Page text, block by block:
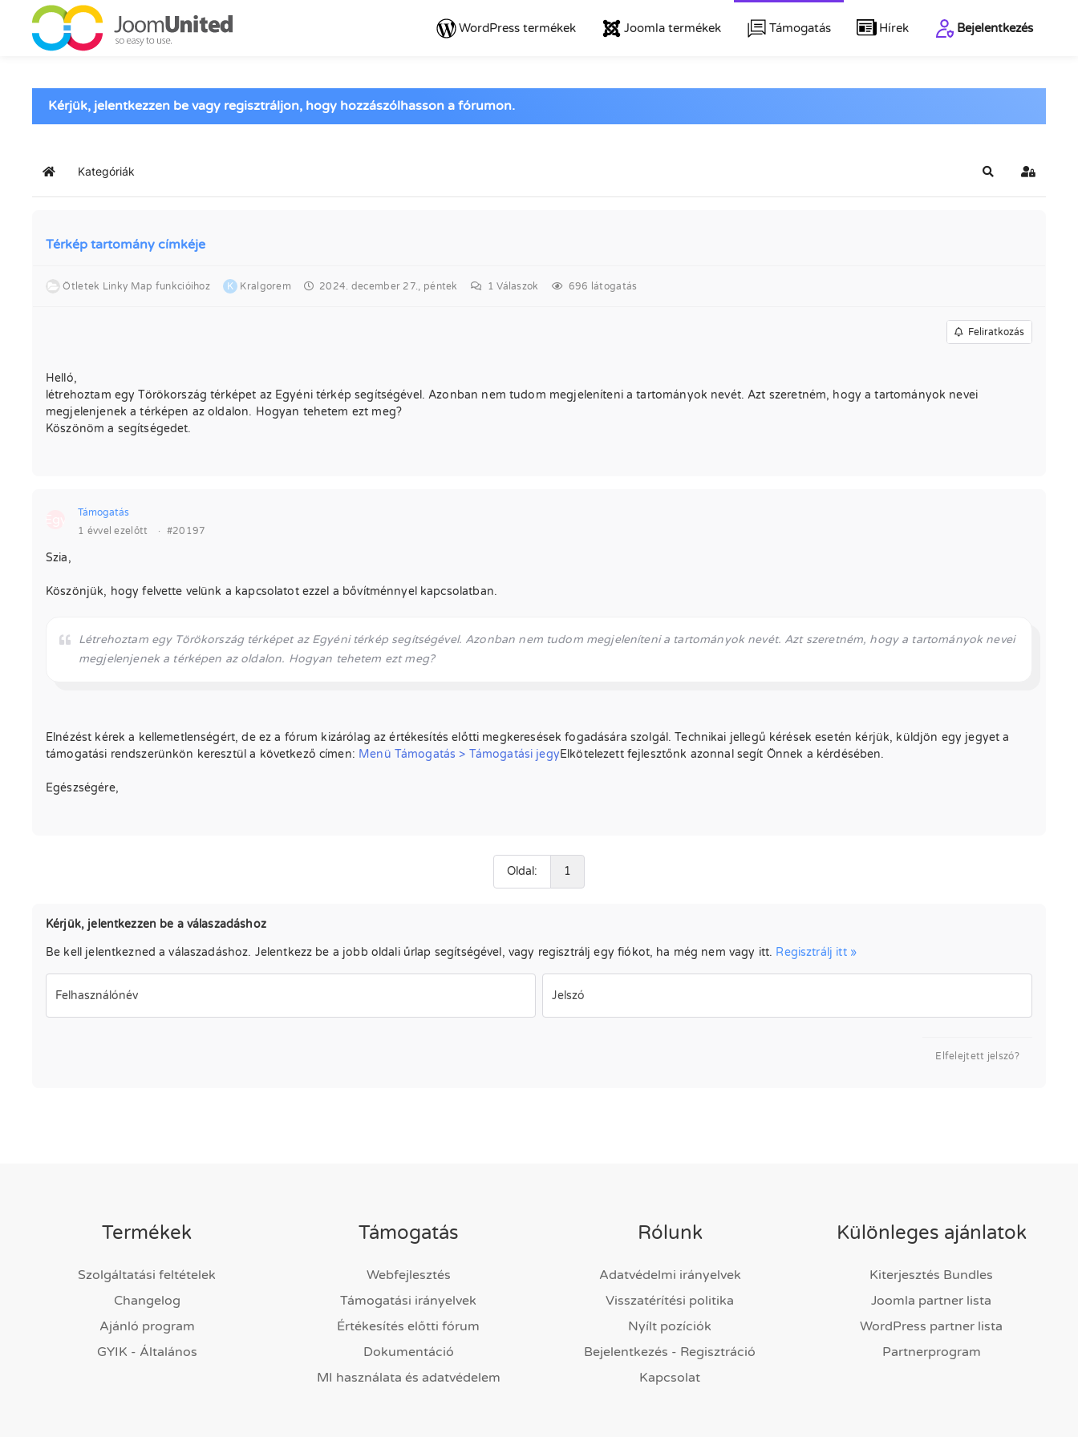
Ugrás a fő tartalomhoz
WordPress termékek Joomla termékek Támogatás Hírek Bejelentkezés
Kérjük, jelentkezzen be vagy regisztráljon, hogy hozzászólhasson a fórumon.
KezdőlapKategóriák Keresés
Térkép tartomány címkéje
Ötletek Linky Map funkcióihoz K Kralgorem 2024. december 27., péntek 1 Válaszok 696 látogatás
Feliratkozás
Helló,
létrehoztam egy Törökország térképet az Egyéni térkép segítségével. Azonban nem tudom megjeleníteni a tartományok nevét. Azt szeretném, hogy a tartományok nevei
megjelenjenek a térképen az oldalon. Hogyan tehetem ezt meg?
Köszönöm a segítségedet.
Támogatás
1 évvel ezelőtt
· #20197
Szia,
Köszönjük, hogy felvette velünk a kapcsolatot ezzel a bővítménnyel kapcsolatban.
Létrehoztam egy Törökország térképet az Egyéni térkép segítségével. Azonban nem tudom megjeleníteni a tartományok nevét. Azt szeretném, hogy a tartományok nevei
megjelenjenek a térképen az oldalon. Hogyan tehetem ezt meg?
Elnézést kérek a kellemetlenségért, de ez a fórum kizárólag az értékesítés előtti megkeresések fogadására szolgál. Technikai jellegű kérések esetén kérjük, küldjön egy jegyet a
támogatási rendszerünkön keresztül a következő címen: Menü Támogatás > Támogatási jegyElkötelezett fejlesztőnk azonnal segít Önnek a kérdésében.
Egészségére,
Oldal: 1
Kérjük, jelentkezzen be a válaszadáshoz
Be kell jelentkezned a válaszadáshoz. Jelentkezz be a jobb oldali űrlap segítségével, vagy regisztrálj egy fiókot, ha még nem vagy itt. Regisztrálj itt »
Felhasználónév Jelszó
Elfelejtett jelszó?
Termékek
Szolgáltatási feltételek
Changelog
Ajánló program
GYIK - Általános
Támogatás
Webfejlesztés
Támogatási irányelvek
Értékesítés előtti fórum
Dokumentáció
MI használata és adatvédelem
Rólunk
Adatvédelmi irányelvek
Visszatérítési politika
Nyílt pozíciók
Bejelentkezés - Regisztráció
Kapcsolat
Különleges ajánlatok
Kiterjesztés Bundles
Joomla partner lista
WordPress partner lista
Partnerprogram